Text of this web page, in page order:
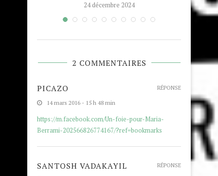
24 décembre 2024
2 COMMENTAIRES
PICAZO
14 mars 2016 - 15 h 48 min
https://m.facebook.com/Un-foie-pour-Maria-
Berrami-202566826774167/?ref=bookmarks
RÉPONSE
SANTOSH VADAKAYIL RÉPONSE